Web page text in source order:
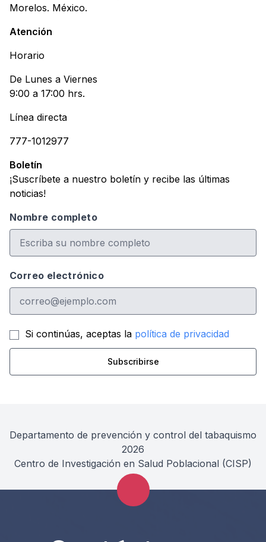
Morelos. México.
Atención
Horario
De Lunes a Viernes
9:00 a 17:00 hrs.
Línea directa
777-1012977
Boletín
¡Suscríbete a nuestro boletín y recibe las últimas
noticias!
Nombre completo
Correo electrónico
Si continúas, aceptas la política de privacidad
Departamento de prevención y control del tabaquismo
2026
Centro de Investigación en Salud Poblacional (CISP)